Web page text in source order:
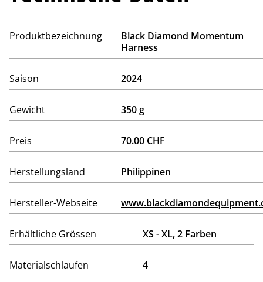
Produktbezeichnung
Black Diamond Momentum
Harness
Saison 2024
Gewicht 350 g
Preis 70.00 CHF
Herstellungsland Philippinen
Hersteller-Webseite
Erhältliche Grössen XS - XL, 2 Farben
Materialschlaufen 4